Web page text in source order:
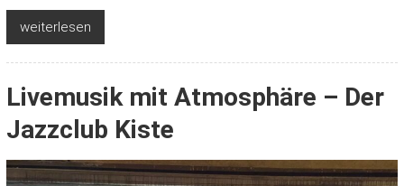
weiterlesen
Livemusik mit Atmosphäre – Der
Jazzclub Kiste